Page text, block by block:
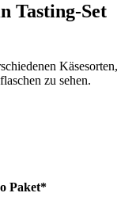
Tasting-Set
Paket*